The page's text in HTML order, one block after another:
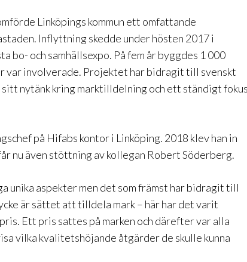
Linköpings kommun ett omfattande
Inflyttning skedde under hösten 2017 i
bo- och samhällsexpo. På fem år byggdes 1 000
var involverade. Projektet har bidragit till svenskt
sitt nytänk kring marktilldelning och ett ständigt fokus
på Hifabs kontor i Linköping. 2018 klev han in
nu även stöttning av kollegan Robert Söderberg.
unika aspekter men det som främst har bidragit till
är sättet att tilldela mark – här har det varit
Ett pris sattes på marken och därefter var alla
vilka kvalitetshöjande åtgärder de skulle kunna